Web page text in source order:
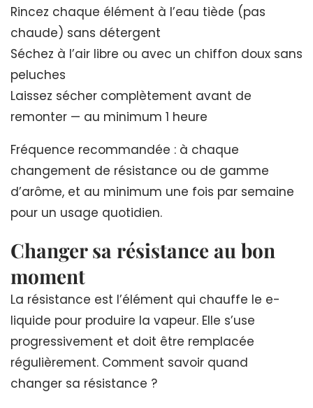
Rincez chaque élément à l’eau tiède (pas
chaude) sans détergent
Séchez à l’air libre ou avec un chiffon doux sans
peluches
Laissez sécher complètement avant de
remonter — au minimum 1 heure
Fréquence recommandée : à chaque
changement de résistance ou de gamme
d’arôme, et au minimum une fois par semaine
pour un usage quotidien.
Changer sa résistance au bon
moment
La résistance est l’élément qui chauffe le e-
liquide pour produire la vapeur. Elle s’use
progressivement et doit être remplacée
régulièrement. Comment savoir quand
changer sa résistance ?